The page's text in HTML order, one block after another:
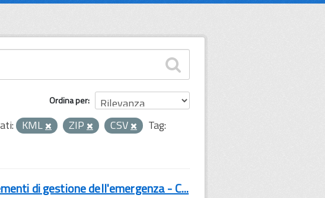
Ordina per
KML ZIP CSV
Tag:
di gestione dell'emergenza - C...